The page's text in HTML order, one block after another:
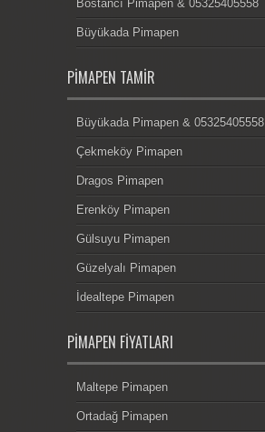
Bostancı Pimapen & 05325405558
Büyükada Pimapen
PIMAPEN TAMIR
Büyükada Pimapen & 05325405558
Çekmeköy Pimapen
Dragos Pimapen
Erenköy Pimapen
Gülsuyu Pimapen
Güzelyalı Pimapen
İdealtepe Pimapen
PIMAPEN FIYATLARI
Maltepe Pimapen
Ortadağ Pimapen